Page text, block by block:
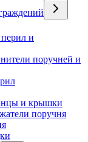
и
поручней и
и крышки
поручня